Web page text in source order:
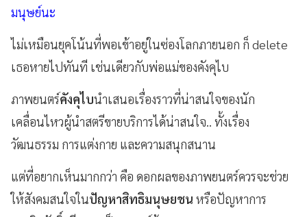
มนุษย์นะ
ไม่เหมือนยุคโน้นที่พอเข้าอยู่ในซ่องโลกภายนอก ก็ delete
เธอหายไปทันที เช่นเดียวกับพ่อแม่ของคังคุไบ
ภาพยนตร์คังคุไบนำเสนอเรื่องราวที่น่าสนใจของนัก
เคลื่อนไหวผู้นำสตรีขายบริการได้น่าสนใจ.. ทั้งเรื่อง
วัฒนธรรม การแต่งกาย และความสนุกสนาน
แต่ที่อยากเห็นมากกว่า คือ ดอกผลของภาพยนตร์ควรจะช่วย
ให้สังคมสนใจในปัญหาสิทธิมนุษยชน หรือปัญหาการ